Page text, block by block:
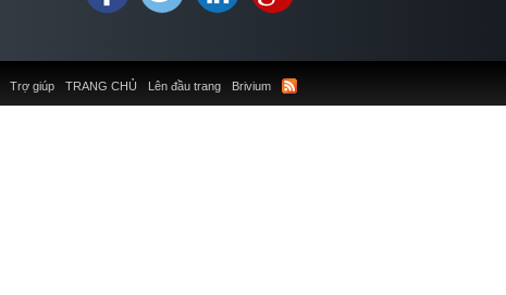
Trợ giúp TRANG CHỦ Lên đầu trang Brivium